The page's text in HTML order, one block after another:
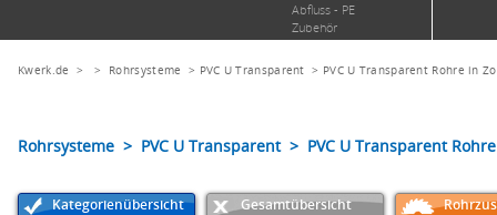
Kwerk.de > > Rohrsysteme > PVC U Transparent > PVC U Transparent Rohre in
Rohrsysteme > PVC U Transparent > PVC U Transparent
Kategorienübersicht Gesamtübersicht